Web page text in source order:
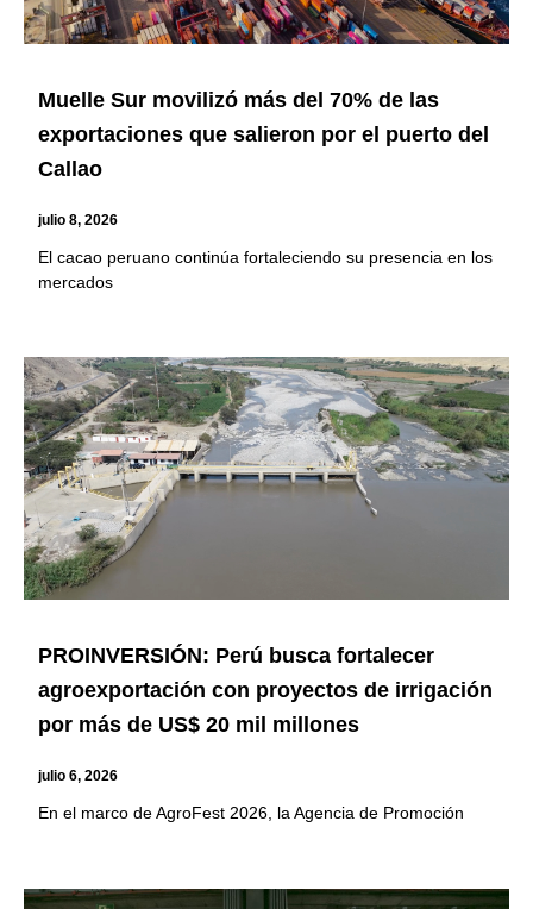
Muelle Sur movilizó más del 70% de las
exportaciones que salieron por el puerto del
Callao
julio 8, 2026
El cacao peruano continúa fortaleciendo su presencia en los
mercados
PROINVERSIÓN: Perú busca fortalecer
agroexportación con proyectos de irrigación
por más de US$ 20 mil millones
julio 6, 2026
En el marco de AgroFest 2026, la Agencia de Promoción